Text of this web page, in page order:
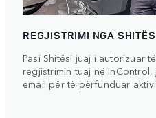
REGJISTRIMI NGA
Pasi Shitësi juaj i autorizuar
regjistrimin tuaj në
email për të përfunduar